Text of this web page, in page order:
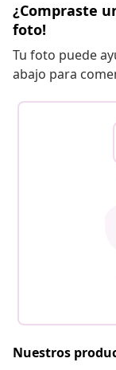
¿Compraste
foto!
Tu foto puede
abajo para
Nuestros